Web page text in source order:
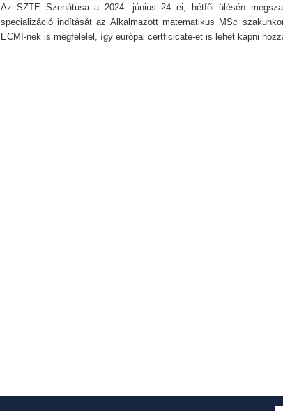
Az SZTE Szenátusa a 2024. június 24.-ei, hétfői ülésén
specializáció indítását az Alkalmazott matematikus MSc
ECMI-nek is megfelelel, így európai certficicate-et is lehet kapni